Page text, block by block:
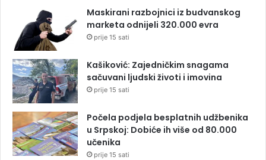
Maskirani razbojnici iz budvanskog
marketa odnijeli 320.000 evra
prije 15 sati
Kašiković: Zajedničkim snagama
sačuvani ljudski životi i imovina
prije 15 sati
Počela podjela besplatnih udžbenika
u Srpskoj: Dobiće ih više od 80.000
učenika
prije 15 sati